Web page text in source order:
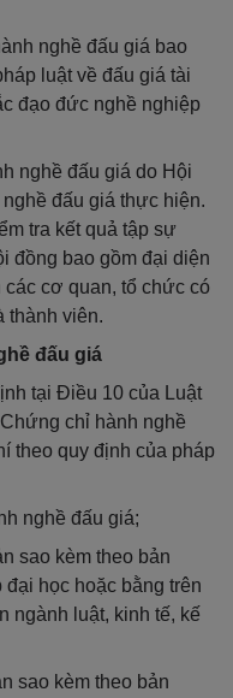
nghề đấu giá bao
luật về đấu giá tài
đạo đức nghề nghiệp
nghề đấu giá do Hội
đấu giá thực hiện.
tra kết quả tập sự
đồng bao gồm đại diện
cơ quan, tổ chức có
thành viên.
đấu giá
tại Điều 10 của Luật
chỉ hành nghề
theo quy định của pháp
nghề đấu giá;
sao kèm theo bản
học hoặc bằng trên
ngành luật, kinh tế, kế
sao kèm theo bản